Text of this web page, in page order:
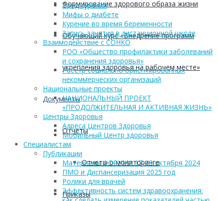
Формирование здорового образа жизни
Обучающий курс «Внедрение программ
укрепления здоровья на рабочем месте»
Документы
Отчеты
Отчеты о мониторинге
Приказы
Вред курения
Мифы о диабете
Курение во время беременности
Запись занятия в дистанционной школе
Взаимодействие с СОНКО
РОО «Общество профилактики заболеваний
и сохранения здоровья»
Реестр социально ориентированных
некоммерческих организаций
Национальные проекты
НАЦИОНАЛЬНЫЙ ПРОЕКТ
«ПРОДОЛЖИТЕЛЬНАЯ И АКТИВНАЯ ЖИЗНЬ»
Центры Здоровья
Адреса Центров Здоровья
Мобильный Центр здоровья
Cпециалистам
Публикации
Материалы ФОРУМА 17-18 октября 2024
ПМО и Диспансеризация 2025 год
Ролики для врачей
Эффективность систем здравоохранения: